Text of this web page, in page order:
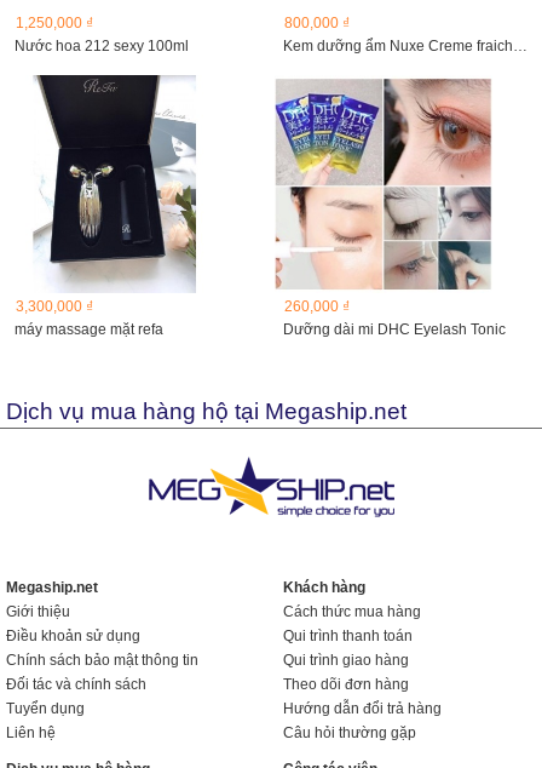
1,250,000 ₫
Nước hoa 212 sexy 100ml
800,000 ₫
Kem dưỡng ẩm Nuxe Creme fraiche de beauty 50 ml
3,300,000 ₫
máy massage mặt refa
260,000 ₫
Dưỡng dài mi DHC Eyelash Tonic
Dịch vụ mua hàng hộ tại Megaship.net
Megaship.net
Giới thiệu
Điều khoản sử dụng
Chính sách bảo mật thông tin
Đối tác và chính sách
Tuyển dụng
Liên hệ
Khách hàng
Cách thức mua hàng
Qui trình thanh toán
Qui trình giao hàng
Theo dõi đơn hàng
Hướng dẫn đổi trả hàng
Câu hỏi thường gặp